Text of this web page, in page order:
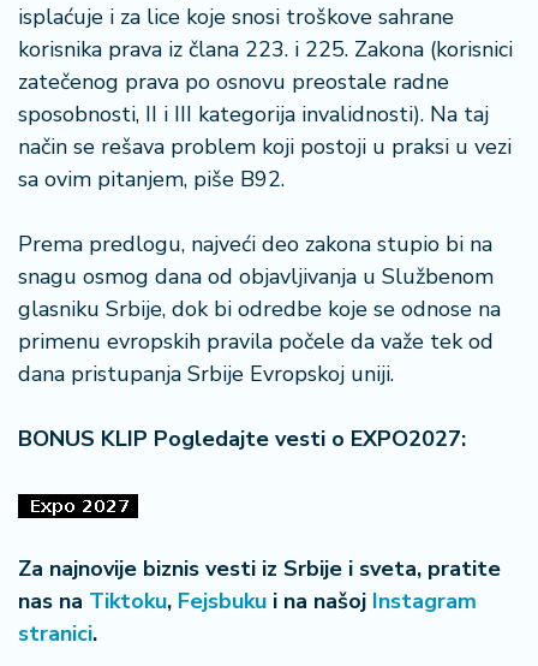
isplaćuje i za lice koje snosi troškove sahrane
korisnika prava iz člana 223. i 225. Zakona (korisnici
zatečenog prava po osnovu preostale radne
sposobnosti, II i III kategorija invalidnosti). Na taj
način se rešava problem koji postoji u praksi u vezi
sa ovim pitanjem, piše B92.
Prema predlogu, najveći deo zakona stupio bi na
snagu osmog dana od objavljivanja u Službenom
glasniku Srbije, dok bi odredbe koje se odnose na
primenu evropskih pravila počele da važe tek od
dana pristupanja Srbije Evropskoj uniji.
BONUS KLIP Pogledajte vesti o EXPO2027:
Za najnovije biznis vesti iz Srbije i sveta, pratite
nas na Tiktoku, Fejsbuku i na našoj Instagram
stranici.